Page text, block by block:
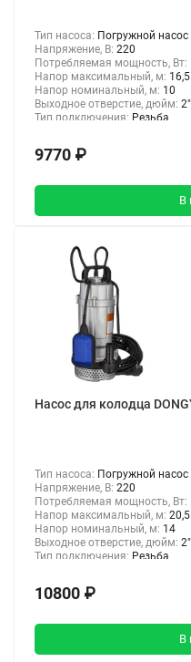
Тип насоса: Погружной насос
Напряжение, В: 220
Потребляемая мощность, Вт:
Напор максимальный, м: 16,5
Напор номинальный, м: 10
Выходное отверстие, дюйм: 2"
Тип подключения: Резьба
9770 ₽
В
Насос для колодца
Тип насоса: Погружной насос
Напряжение, В: 220
Потребляемая мощность, Вт:
Напор максимальный, м: 20,5
Напор номинальный, м: 14
Выходное отверстие, дюйм: 2"
Тип подключения: Резьба
10800 ₽
В